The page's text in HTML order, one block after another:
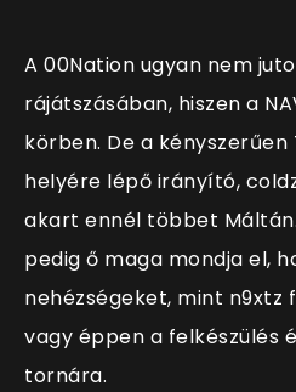
A 00Nation ugyan nem
rájátszásában, hiszen a
körben. De a kényszerűen
helyére lépő irányító,
akart ennél többet
pedig ő maga mondja el,
nehézségeket, mint n9xtz
vagy éppen a felkészülés
tornára.